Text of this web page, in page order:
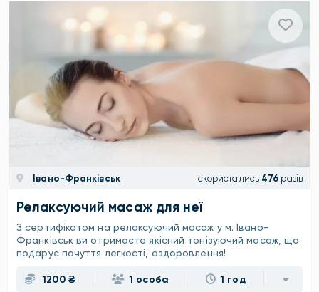
Івано-Франківськ скористались 476 разів
Релаксуючий масаж для неї
З сертифікатом на релаксуючий масаж у м. Івано-
Франківськ ви отримаєте якісний тонізуючий масаж, що
подарує почуття легкості, оздоровлення!
1200 ₴ 1 особа 1 год